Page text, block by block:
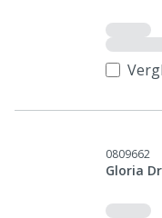
0809662
Gloria